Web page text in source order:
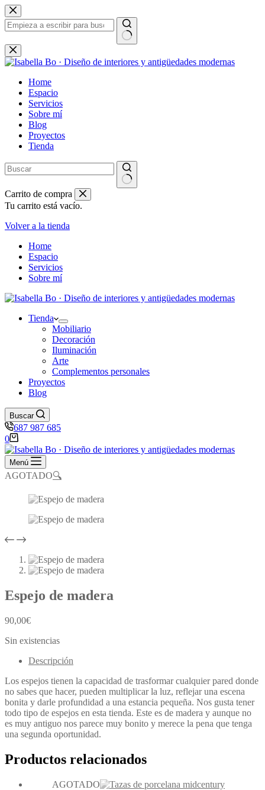
Saltar
al
contenido
Sin
resultados
Home
Espacio
Servicios
Sobre mí
Blog
Proyectos
Tienda
Carrito de compra
Tu carrito está vacío.
Volver a la tienda
Home
Espacio
Servicios
Sobre mí
Tienda
Mobiliario
Decoración
Iluminación
Arte
Complementos personales
Proyectos
Blog
Buscar
687 987 685
Carro
de
compra
0
Menú
AGOTADO🔍
Espejo de madera
90,00€
Sin existencias
Descripción
Los espejos tienen la capacidad de trasformar cualquier pared donde
no sabes que hacer, pueden multiplicar la luz, reflejar una escena
bonita y darle profundidad a una estancia pequeña. Nos gusta tener
todo tipo de espejos en esta tienda. Este es de madera y aunque no
es muy antiguo nos parece muy bonito y merece la pena que tenga
una segunda oportunidad.
Productos relacionados
AGOTADO